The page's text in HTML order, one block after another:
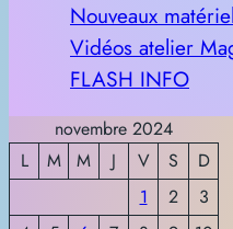
Nouveaux
Vidéos atelier
FLASH INFO
novembre 2024
L
M M J V S
D
1
2
3